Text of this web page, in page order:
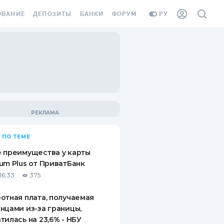
РУ
ВИНЬЕТКА
СОТРУДНИКОВ
ОТ
СЛУЧАЕВ
ДЕПОЗИТЫ
ВОПРОСЫ И ОТВЕТЫ
ПУТЕВОДИТЕЛИ ПО
БАНКИ ФОРУМ
ПО ТЕМЕ
преимущества у карты
Plus от ПриватБанк
375
плата, получаемая
из-за границы,
на 23,6% - НБУ